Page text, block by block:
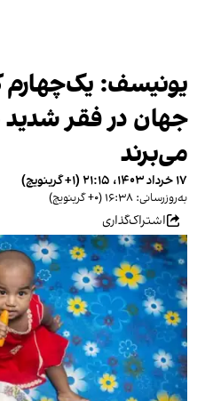
جهان در فقر
می‌برند
۱۷ خرداد ۱۴۰۳، ۲۱:۱۵ (‎+۱ گرینویچ)
به‌روزرسانی: ۱۶:۳۸ (‎+۰ گرینویچ)
اشتراک‌گذاری